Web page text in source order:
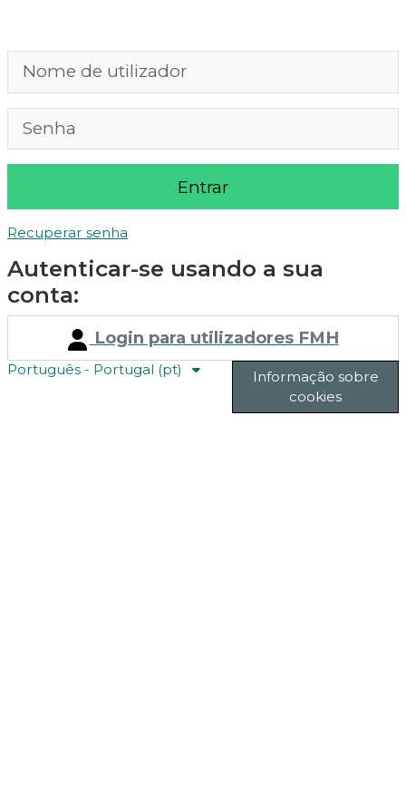
Entrar
Recuperar senha
Autenticar-se usando a sua
conta:
Login para utilizadores FMH
Português - Portugal ‎(pt)‎
Informação sobre
cookies